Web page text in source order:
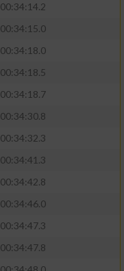
00:34:14.2
00:34:15.0
00:34:18.0
00:34:18.5
00:34:18.7
00:34:30.8
00:34:32.3
00:34:41.3
00:34:42.8
00:34:46.0
00:34:47.3
00:34:47.8